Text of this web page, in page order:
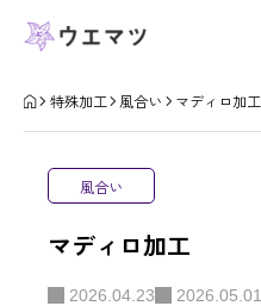
会社概要
特殊加工 風合い マディロ加工
風合い
マディロ加工
2026.04.23 2026.05.01